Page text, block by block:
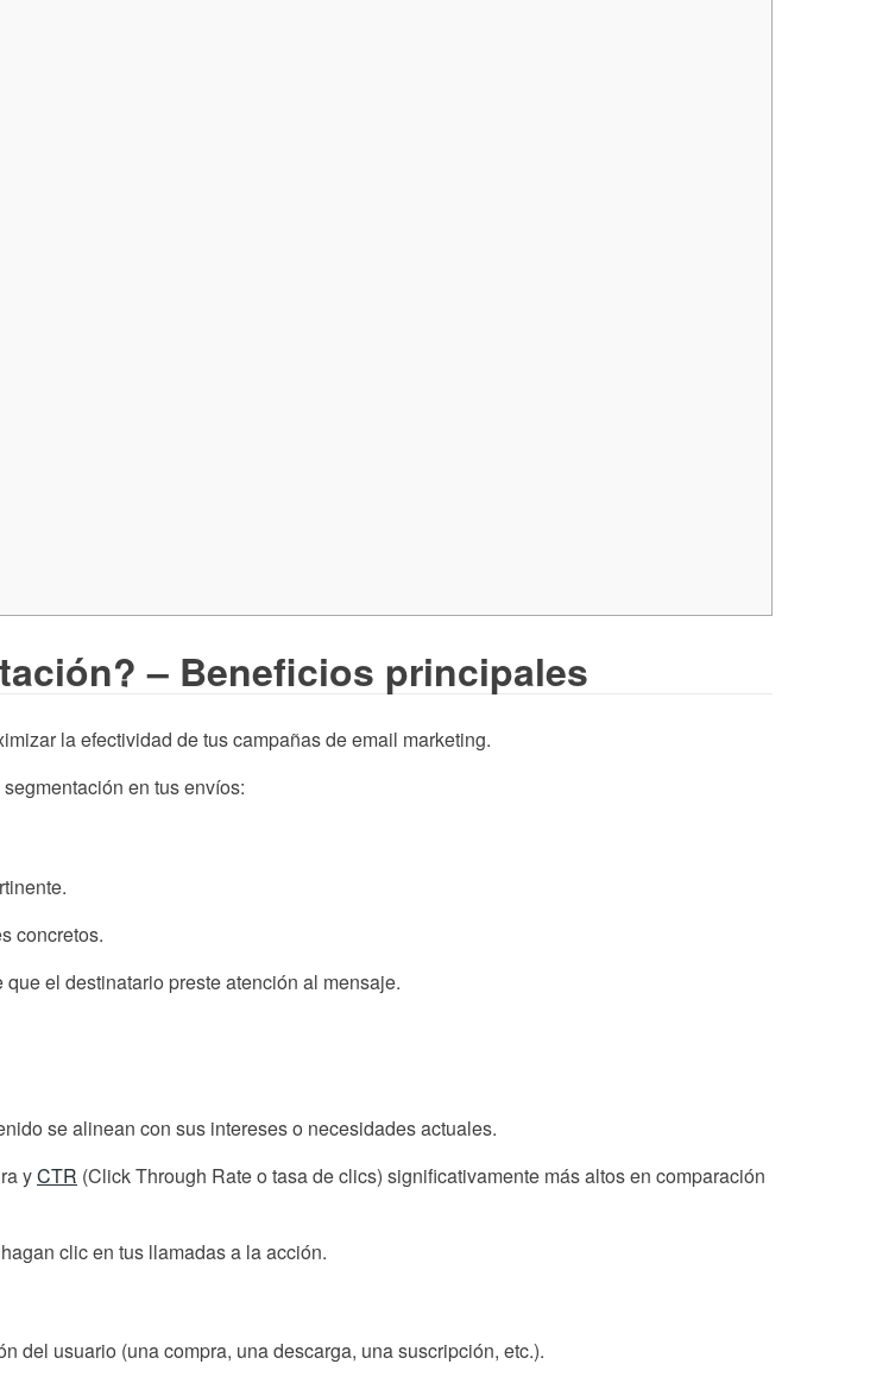
– Beneficios principales
la efectividad de tus campañas de email marketing.
en tus envíos:
concretos.
el destinatario preste atención al mensaje.
se alinean con sus intereses o necesidades actuales.
yCTR (Click Through Rate o tasa de clics) significativamente más altos en comparación
clic en tus llamadas a la acción.
del usuario (una compra, una descarga, una suscripción, etc.).